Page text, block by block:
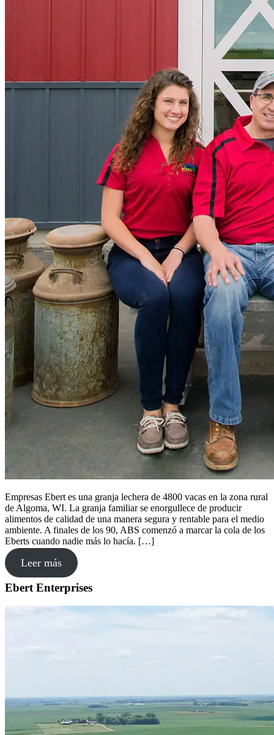
Empresas Ebert es una granja lechera de 4800 vacas en la zona rural
de Algoma, WI. La granja familiar se enorgullece de producir
alimentos de calidad de una manera segura y rentable para el medio
ambiente. A finales de los 90, ABS comenzó a marcar la cola de los
Eberts cuando nadie más lo hacía. […]
Leer más
Ebert Enterprises